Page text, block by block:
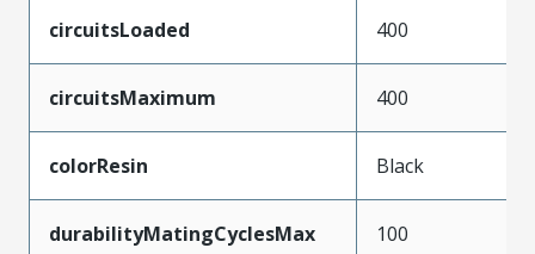
circuitsLoaded 400
circuitsMaximum 400
colorResin Black
durabilityMatingCyclesMax 100